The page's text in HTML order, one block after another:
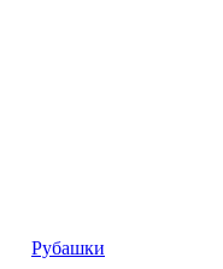
Рубашки